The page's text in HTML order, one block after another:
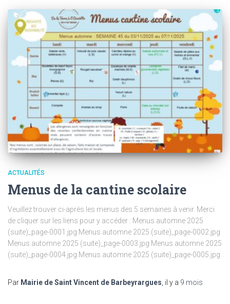
ACTUALITÉS
Menus de la cantine scolaire
Veuillez trouver ci-après les menus des 5 semaines à venir. Merci
de cliquer sur les liens pour y accéder : Menus automne 2025
(suite)_page-0001.jpg Menus automne 2025 (suite)_page-0002.jpg
Menus automne 2025 (suite)_page-0003.jpg Menus automne 2025
(suite)_page-0004.jpg Menus automne 2025 (suite)_page-0005.jpg
Par Mairie de Saint Vincent de Barbeyrargues , il y a 9 mois